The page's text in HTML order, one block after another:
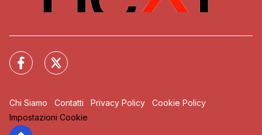
Chi Siamo Contatti Privacy Policy
Cookie Policy
Impostazioni Cookie